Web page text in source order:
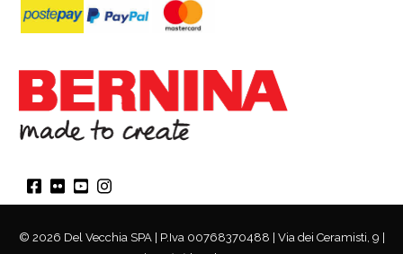
© 2026 Del Vecchia SPA | P.Iva 00768370488 | Via dei Ceramisti, 9 |